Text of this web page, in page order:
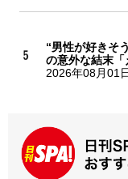
“男性が好きそ
の意外な結末
2026年08月01